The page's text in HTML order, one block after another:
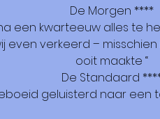
De Morgen ****
een kwarteeuw alles te
even verkeerd –
ooit maakte “
De Standaard
geluisterd naar een